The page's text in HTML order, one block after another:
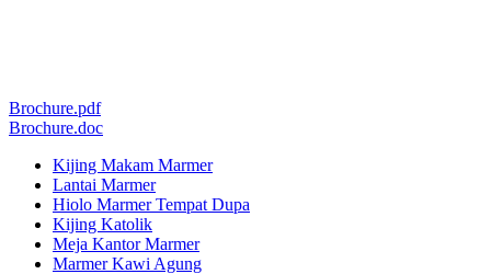
Brochure.pdf
Brochure.doc
Kijing Makam Marmer
Lantai Marmer
Hiolo Marmer Tempat Dupa
Kijing Katolik
Meja Kantor Marmer
Marmer Kawi Agung